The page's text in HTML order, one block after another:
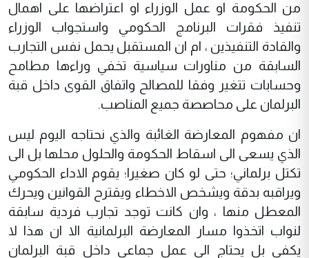
من الحكومة او عمل الوزراء او اعتراضها على اهمال
تنفيذ فقرات البرنامج الحكومي واستجواب الوزراء
والقادة التنفيذين ، ام ان المستقبل يحمل نفس التجارب
السابقة من مناورات سياسية تخفي وراءها مطامح
وحسابات تتغير وفقا للمصالح واتفاق القوى داخل قبة
البرلمان على محاصصة جميع المناصب.
ان مفهوم المعارضة الغائبة والذي نحتاجه اليوم ليس
الذي يسعى الى اسقاط الحكومة والحلول محلها بل الى
تكتل برلماني؛ حتى لو كان صغيرا؛ يقوم الاداء الحكومي
ويراقبه بدقة ويشخص الاخطاء ويقترح القوانين ويحرك
المعطل منها ، وان كانت توجد تجارب فردية سابقة
لنواب اتخذوا مسار المعارضة البرلمانية الا ان هذا لا
يكفي بل يحتاج الى عمل جماعي داخل قبة البرلمان